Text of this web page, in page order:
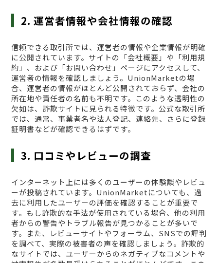
2. 運営者情報や会社情報の確認
信頼できる取引所では、運営者の情報や企業情報が明確
に公開されています。サイトの「会社概要」や「利用規
約」、および「お問い合わせ」ページにアクセスして、
運営者の情報を確認しましょう。UnionMarketの場
合、運営者の情報がほとんど公開されておらず、会社の
所在地や責任者の名前も不明です。このような透明性の
欠如は、詐欺サイトに見られる特徴です。公式な取引所
では、通常、事業者名や法人登記、連絡先、さらに登録
証明書などが確認できるはずです。
3. 口コミやレビューの調査
インターネット上には多くのユーザーの体験談やレビュ
ーが投稿されています。UnionMarketについても、過
去に利用したユーザーの評価を確認することが重要で
す。もし詐欺的な手法が使用されている場合、他の利用
者からの警告やトラブル報告が見つかることが多いで
す。また、レビューサイトやフォーラム、SNSでの評判
を調べて、実際の被害者の声を確認しましょう。詐欺的
なサイトでは、ユーザーからのネガティブなコメントや